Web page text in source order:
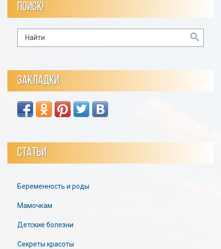
ПОИСК!
ЗАКЛАДКИ
СТАТЬИ
Беременность и роды
Мамочкам
Детские болезни
Секреты красоты